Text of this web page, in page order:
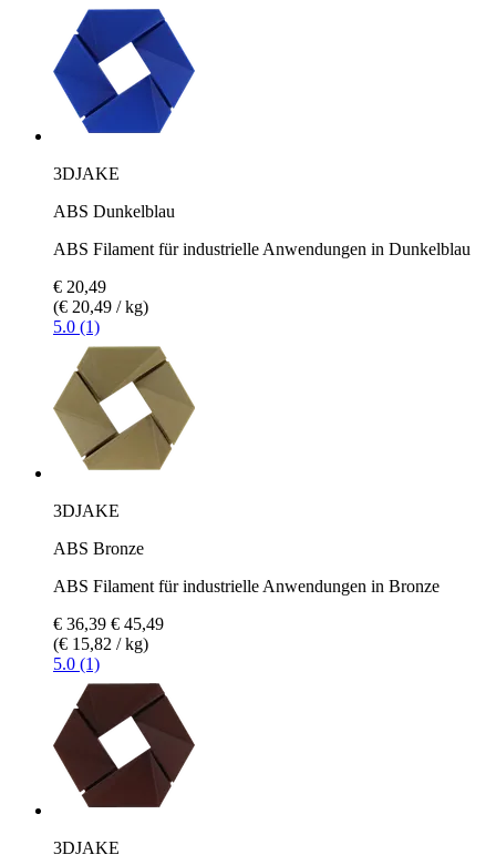
3DJAKE
ABS Dunkelblau
ABS Filament für industrielle Anwendungen in Dunkelblau
€ 20,49
(€ 20,49 / kg)
5.0 (1)
3DJAKE
ABS Bronze
ABS Filament für industrielle Anwendungen in Bronze
€ 36,39 € 45,49
(€ 15,82 / kg)
5.0 (1)
3DJAKE